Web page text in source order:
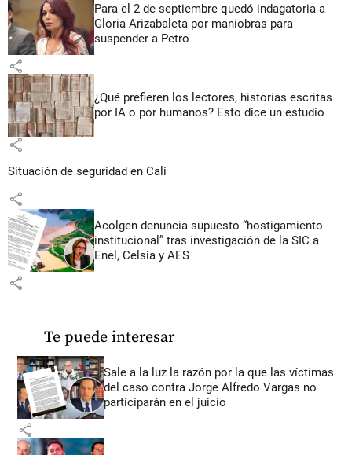
Para el 2 de septiembre quedó indagatoria a
Gloria Arizabaleta por maniobras para
suspender a Petro
share
¿Qué prefieren los lectores, historias escritas
por IA o por humanos? Esto dice un estudio
share
Situación de seguridad en Cali
share
Acolgen denuncia supuesto “hostigamiento
institucional” tras investigación de la SIC a
Enel, Celsia y AES
share
Te puede interesar
Sale a la luz la razón por la que las víctimas
del caso contra Jorge Alfredo Vargas no
participarán en el juicio
share